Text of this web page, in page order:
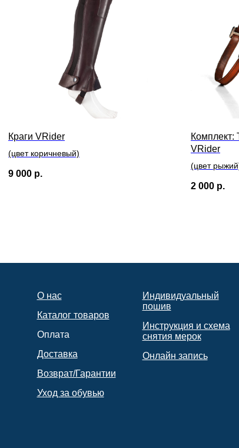
Краги VRider
(цвет коричневый)
9 000 р.
Комплект:
VRider
(цвет
2 000 р.
О нас
Каталог товаров
Оплата
Доставка
Возврат/Гарантии
Уход за обувью
Индивидуальный
пошив
Инструкция и схема
снятия мерок
Онлайн запись